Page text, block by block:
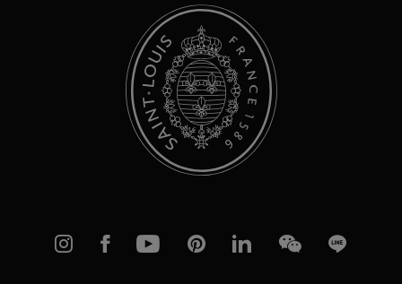
Instagram
FacebookYouTubePinterestlinkedInWeChatLine